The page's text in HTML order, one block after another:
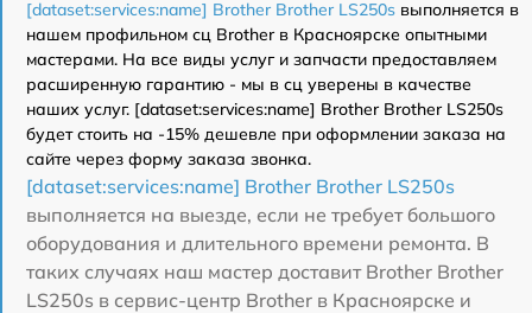
[dataset:services:name] Brother Brother LS250s выполняется в
нашем профильном сц Brother в Красноярске опытными
мастерами. На все виды услуг и запчасти предоставляем
расширенную гарантию - мы в сц уверены в качестве
наших услуг. [dataset:services:name] Brother Brother LS250s
будет стоить на -15% дешевле при оформлении заказа на
сайте через форму заказа звонка.
[dataset:services:name] Brother Brother LS250s
выполняется на выезде, если не требует большого
оборудования и длительного времени ремонта. В
таких случаях наш мастер доставит Brother Brother
LS250s в сервис-центр Brother в Красноярске и